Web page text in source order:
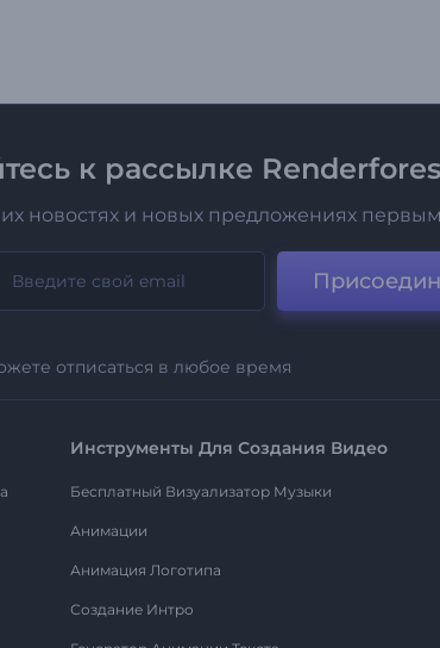
к рассылке
новостях и новых предложениях
отписаться в любое время
Инструменты Для Создания Видео
Бесплатный Визуализатор Музыки
Анимации
Анимация Логотипа
Создание Интро